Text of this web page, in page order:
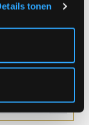
tonen